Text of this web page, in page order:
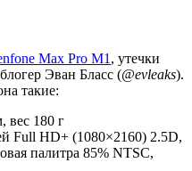
Max Pro M1 , утечки
Эван Бласс (@evleaks).
такие:
вес 180 г
Full HD+ (1080×2160) 2.5D,
палитра 85% NTSC,